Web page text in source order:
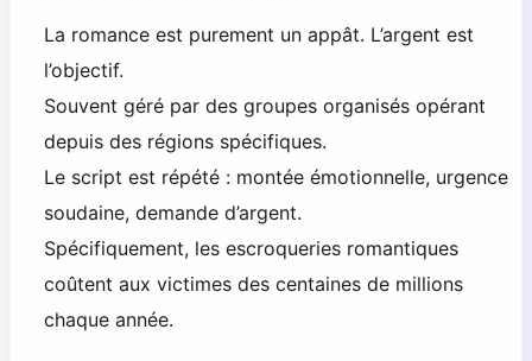
La romance est purement un appât. L’argent est
l’objectif.
Souvent géré par des groupes organisés opérant
depuis des régions spécifiques.
Le script est répété : montée émotionnelle, urgence
soudaine, demande d’argent.
Spécifiquement, les escroqueries romantiques
coûtent aux victimes des centaines de millions
chaque année.